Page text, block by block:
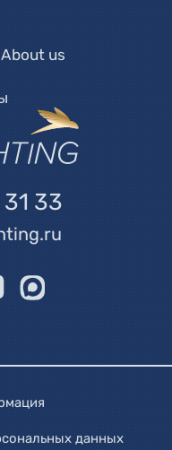
About us
33
данных